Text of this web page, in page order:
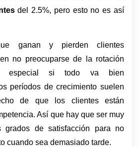
del 2.5%, pero esto no es así
ganan y pierden clientes
no preocuparse de la rotación
especial si todo va bien
períodos de crecimiento suelen
de que los clientes están
Así que hay que ser muy
grados de satisfacción para no
cuando sea demasiado tarde.